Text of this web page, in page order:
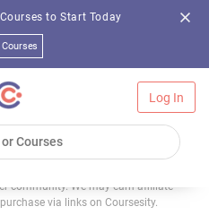
to Start Today
Log In
community. We may earn affiliate
via links on Coursesity.